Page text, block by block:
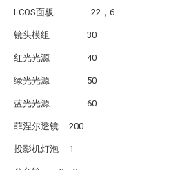
LCOS面板 22，6
镜头模组 30
红光光源 40
绿光光源 50
蓝光光源 60
菲涅尔透镜 200
投影机灯泡 1